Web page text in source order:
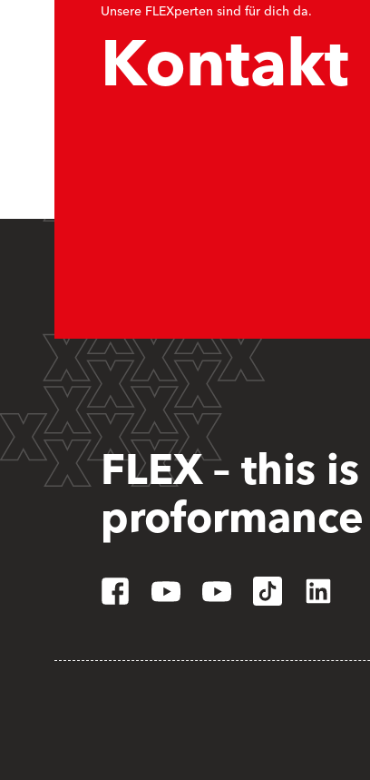
Unsere FLEXperten sind für dich da.
Kontakt
FLEX – this is
proformance